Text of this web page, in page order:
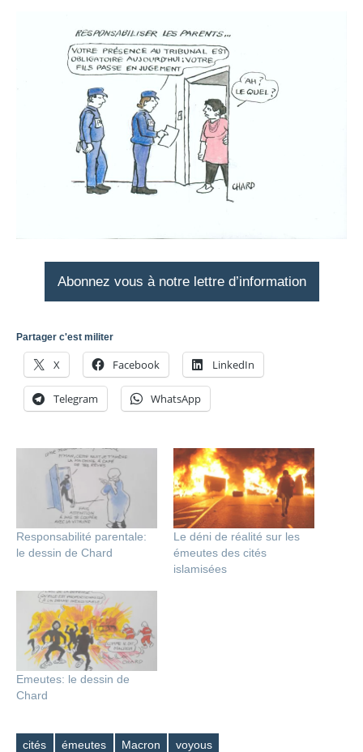
Abonnez vous à notre lettre d’information
Partager c'est militer
X Facebook LinkedIn
Telegram WhatsApp
Responsabilité parentale:
le dessin de Chard
Le déni de réalité sur les
émeutes des cités
islamisées
Emeutes: le dessin de
Chard
cités émeutes Macron voyous